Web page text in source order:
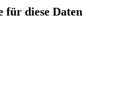
für diese Daten